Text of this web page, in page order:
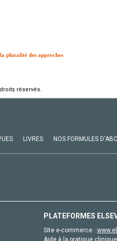
pluralité des approches
réservés.
LIVRES NOS FORMULES
PLATEFORMES
Site e-commerce :
Aide à la pratique